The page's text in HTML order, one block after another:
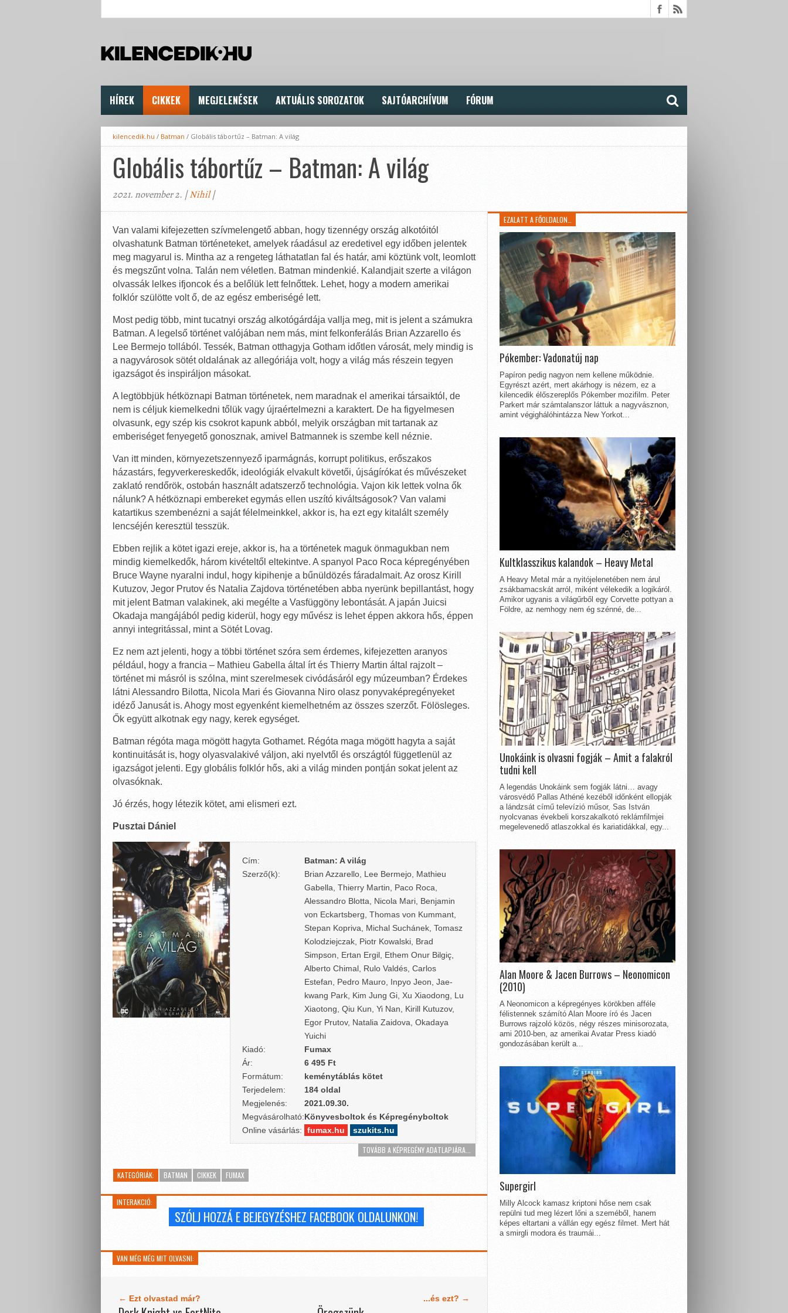
HÍREK CIKKEK MEGJELENÉSEK AKTUÁLIS SOROZATOK SAJTÓARCHÍVUM FÓRUM
kilencedik.hu / Batman / Globális tábortűz – Batman: A világ
Globális tábortűz – Batman: A világ
2021. november 2. |Nihil|
Van valami kifejezetten szívmelengető abban, hogy tizennégy ország alkotóitól
olvashatunk Batman történeteket, amelyek ráadásul az eredetivel egy időben jelentek
meg magyarul is. Mintha az a rengeteg láthatatlan fal és határ, ami köztünk volt, leomlott
és megszűnt volna. Talán nem véletlen. Batman mindenkié. Kalandjait szerte a világon
olvassák lelkes ifjoncok és a belőlük lett felnőttek. Lehet, hogy a modern amerikai
folklór szülötte volt ő, de az egész emberiségé lett.
Most pedig több, mint tucatnyi ország alkotógárdája vallja meg, mit is jelent a számukra
Batman. A legelső történet valójában nem más, mint felkonferálás Brian Azzarello és
Lee Bermejo tollából. Tessék, Batman otthagyja Gotham időtlen városát, mely mindig is
a nagyvárosok sötét oldalának az allegóriája volt, hogy a világ más részein tegyen
igazságot és inspiráljon másokat.
A legtöbbjük hétköznapi Batman történetek, nem maradnak el amerikai társaiktól, de
nem is céljuk kiemelkedni tőlük vagy újraértelmezni a karaktert. De ha figyelmesen
olvasunk, egy szép kis csokrot kapunk abból, melyik országban mit tartanak az
emberiséget fenyegető gonosznak, amivel Batmannek is szembe kell néznie.
Van itt minden, környezetszennyező iparmágnás, korrupt politikus, erőszakos
házastárs, fegyverkereskedők, ideológiák elvakult követői, újságírókat és művészeket
zaklató rendőrök, ostobán használt adatszerző technológia. Vajon kik lettek volna ők
nálunk? A hétköznapi embereket egymás ellen uszító kiváltságosok? Van valami
katartikus szembenézni a saját félelmeinkkel, akkor is, ha ezt egy kitalált személy
lencséjén keresztül tesszük.
Ebben rejlik a kötet igazi ereje, akkor is, ha a történetek maguk önmagukban nem
mindig kiemelkedők, három kivételtől eltekintve. A spanyol Paco Roca képregényében
Bruce Wayne nyaralni indul, hogy kipihenje a bűnüldözés fáradalmait. Az orosz Kirill
Kutuzov, Jegor Prutov és Natalia Zajdova történetében abba nyerünk bepillantást, hogy
mit jelent Batman valakinek, aki megélte a Vasfüggöny lebontását. A japán Juicsi
Okadaja mangájából pedig kiderül, hogy egy művész is lehet éppen akkora hős, éppen
annyi integritással, mint a Sötét Lovag.
Ez nem azt jelenti, hogy a többi történet szóra sem érdemes, kifejezetten aranyos
például, hogy a francia – Mathieu Gabella által írt és Thierry Martin által rajzolt –
történet mi másról is szólna, mint szerelmesek civódásáról egy múzeumban? Érdekes
látni Alessandro Bilotta, Nicola Mari és Giovanna Niro olasz ponyvaképregényeket
idéző Janusát is. Ahogy most egyenként kiemelhetném az összes szerzőt. Fölösleges.
Ők együtt alkotnak egy nagy, kerek egységet.
Batman régóta maga mögött hagyta Gothamet. Régóta maga mögött hagyta a saját
kontinuitását is, hogy olyasvalakivé váljon, aki nyelvtől és országtól függetlenül az
igazságot jelenti. Egy globális folklór hős, aki a világ minden pontján sokat jelent az
olvasóknak.
Jó érzés, hogy létezik kötet, ami elismeri ezt.
Pusztai Dániel
Cím:
Batman: A világ
Szerző(k):
Brian Azzarello, Lee Bermejo, Mathieu
Gabella, Thierry Martin, Paco Roca,
Alessandro Blotta, Nicola Mari, Benjamin
von Eckartsberg, Thomas von Kummant,
Stepan Kopriva, Michal Suchánek, Tomasz
Kolodziejczak, Piotr Kowalski, Brad
Simpson, Ertan Ergil, Ethem Onur Bilgiç,
Alberto Chimal, Rulo Valdés, Carlos
Estefan, Pedro Mauro, Inpyo Jeon, Jae-
kwang Park, Kim Jung Gi, Xu Xiaodong, Lu
Xiaotong, Qiu Kun, Yi Nan, Kirill Kutuzov,
Egor Prutov, Natalia Zaidova, Okadaya
Yuichi
Kiadó:
Fumax
Ár:
6 495 Ft
Formátum:
keménytáblás kötet
Terjedelem:
184 oldal
Megjelenés:
2021.09.30.
Megvásárolható:Könyvesboltok és Képregényboltok
Online vásárlás:
fumax.hu szukits.hu
TOVÁBB A KÉPREGÉNY ADATLAPJÁRA...
KATEGÓRIÁK: BATMAN CIKKEK FUMAX
INTERAKCIÓ:
SZÓLJ HOZZÁ E BEJEGYZÉSHEZ FACEBOOK OLDALUNKON!
VAN MÉG MÉG MIT OLVASNI:
← Ezt olvastad már? ...és ezt? →
EZALATT A FŐOLDALON…
Pókember: Vadonatúj nap
Papíron pedig nagyon nem kellene működnie.
Egyrészt azért, mert akárhogy is nézem, ez a
kilencedik élőszereplős Pókember mozifilm. Peter
Parkert már számtalanszor láttuk a nagyvásznon,
amint végighálóhintázza New Yorkot...
Kultklasszikus kalandok – Heavy Metal
A Heavy Metal már a nyitójelenetében nem árul
zsákbamacskát arról, miként vélekedik a logikáról.
Amikor ugyanis a világűrből egy Corvette pottyan a
Földre, az nemhogy nem ég szénné, de...
Unokáink is olvasni fogják – Amit a falakról
tudni kell
A legendás Unokáink sem fogják látni… avagy
városvédő Pallas Athéné kezéből időnként ellopják
a lándzsát című televízió műsor, Sas István
nyolcvanas évekbeli korszakalkotó reklámfilmjei
megelevenedő atlaszokkal és kariatidákkal, egy...
Alan Moore & Jacen Burrows – Neonomicon
(2010)
A Neonomicon a képregényes körökben afféle
félistennek számító Alan Moore író és Jacen
Burrows rajzoló közös, négy részes minisorozata,
ami 2010-ben, az amerikai Avatar Press kiadó
gondozásában került a...
Supergirl
Milly Alcock kamasz kriptoni hőse nem csak
repülni tud meg lézert lőni a szeméből, hanem
képes eltartani a vállán egy egész filmet. Mert hát
a smirgli modora és traumái...